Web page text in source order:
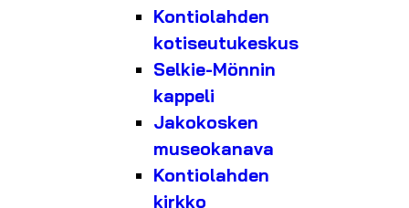
Kontiolahden
kotiseutukeskus
Selkie-Mönnin
kappeli
Jakokosken
museokanava
Kontiolahden
kirkko